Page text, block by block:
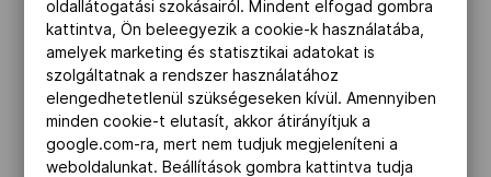
gyaloglószámokban
és tíz-, valamint
hétpróbában)
GÖRDESZKA
1
olimpiai
kvalifikációs
időszak kezdete
(2020. május 31-ig)
oldallátogatási szokásairól. Mindent elfogad gombra
kattintva, Ön beleegyezik a cookie-k használatába,
amelyek marketing és statisztikai adatokat is
szolgáltatnak a rendszer használatához
elengedhetetlenül szükségeseken kívül. Amennyiben
minden cookie-t elutasít, akkor átirányítjuk a
google.com-ra, mert nem tudjuk megjeleníteni a
weboldalunkat. Beállítások gombra kattintva tudja